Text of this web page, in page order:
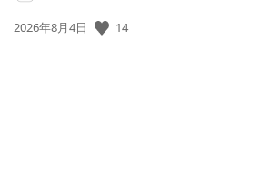
公
2026年8月4日 14